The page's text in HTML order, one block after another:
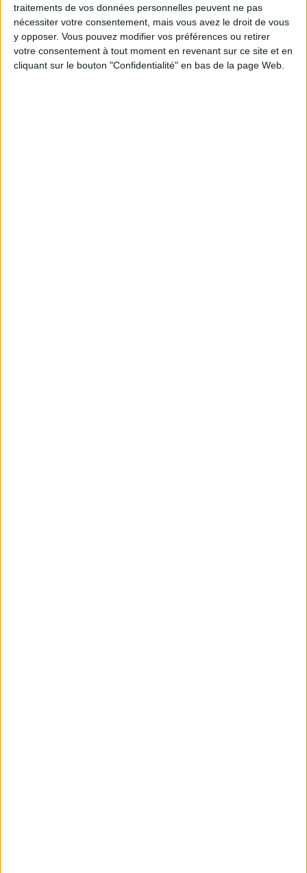
traitements de vos données personnelles peuvent ne pas
nécessiter votre consentement, mais vous avez le droit de vous
y opposer. Vous pouvez modifier vos préférences ou retirer
votre consentement à tout moment en revenant sur ce site et en
cliquant sur le bouton "Confidentialité" en bas de la page Web.
TOUT CE QUE VOUS DEVEZ FAIRE À PARIS EN AOÛT